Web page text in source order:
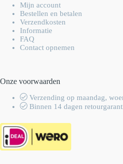
Mijn account
Bestellen en betalen
Verzendkosten
Informatie
FAQ
Contact opnemen
Onze voorwaarden
Verzending op maandag,
Binnen 14 dagen